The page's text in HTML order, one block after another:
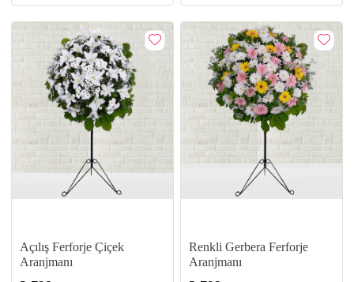
Açılış Ferforje Çiçek
Aranjmanı
Renkli Gerbera Ferforje
Aranjmanı